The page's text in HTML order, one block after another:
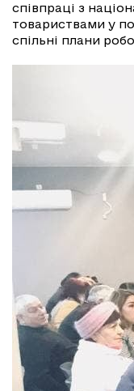
співпраці з
товариствами у
спільні плани